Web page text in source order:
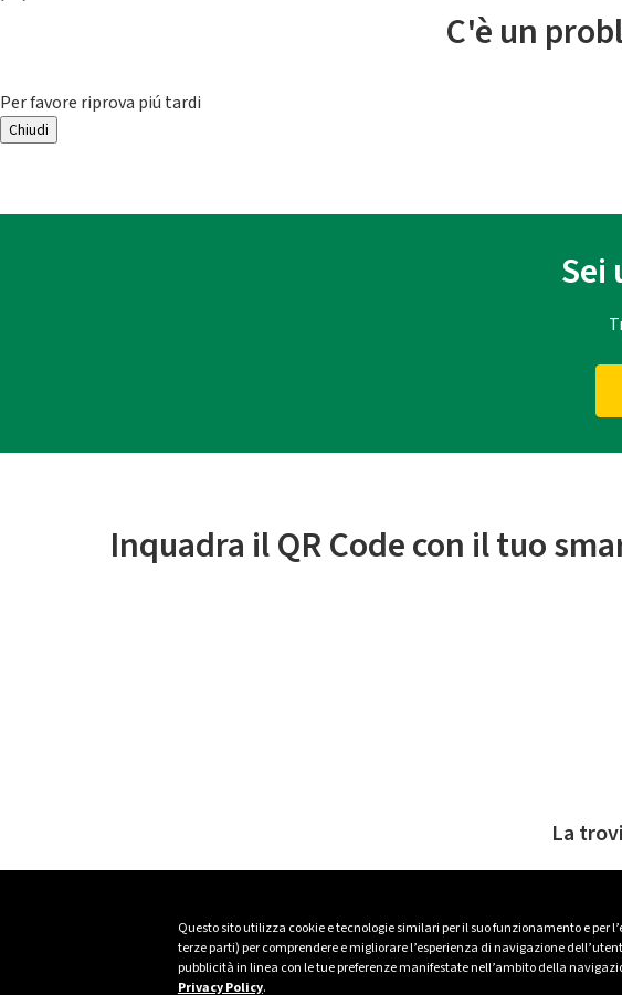
Questo sito utilizza cookie e tecnologie similari per il suo funzionamento e per
terze parti) per comprendere e migliorare l’esperienza di navigazione
pubblicità in linea con le tue preferenze manifestate nell’ambito della
Privacy Policy.
C'è un
Per favore riprova piú tardi
Chiudi
Sei
Inquadra il QR Code con il tuo
La